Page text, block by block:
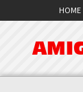
HOME